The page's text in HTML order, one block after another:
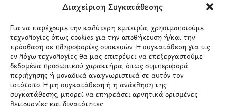
Διαχείριση Συγκατάθεσης
Για να παρέχουμε την καλύτερη εμπειρία, χρησιμοποιούμε
τεχνολογίες όπως cookies για την αποθήκευση ή/και την
πρόσβαση σε πληροφορίες συσκευών. Η συγκατάθεση για τις
εν λόγω τεχνολογίες θα μας επιτρέψει να επεξεργαστούμε
δεδομένα προσωπικού χαρακτήρα, όπως συμπεριφορά
περιήγησης ή μοναδικά αναγνωριστικά σε αυτόν τον
ιστότοπο. Η μη συγκατάθεση ή η ανάκληση της
συγκατάθεσης, μπορεί να επηρεάσει αρνητικά ορισμένες
λειτουργίες και δυνατότητες.
Έχω διαβάσει και συμφωνώ με την
Πολιτική Απορρήτου